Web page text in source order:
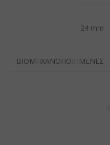
24 mm
ΒΙΟΜΗΧΑΝΟΠΟΙΗΜΕΝΕΣ